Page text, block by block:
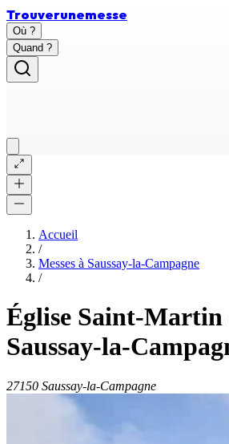
Trouverunemesse
Où ?
Quand ?
Accueil
/
Messes à Saussay-la-Campagne
/
Église Saint-Martin
Saussay-la-
27150 Saussay-la-Campagne